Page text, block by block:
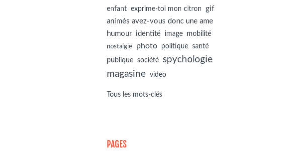
enfant exprime-toi mon citron
gif
animés avez-vous donc une ame
humour identité image mobilité
nostalgie photo politique santé
publique société spychologie
magasine video
Tous les mots-clés
PAGES